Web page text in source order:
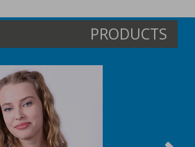
PRODUCTS